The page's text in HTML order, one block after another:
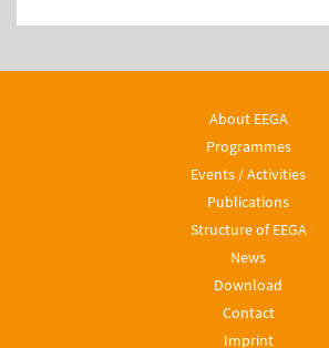
About EEGA
Programmes
Events / Activities
Publications
Structure of EEGA
News
Download
Contact
Imprint